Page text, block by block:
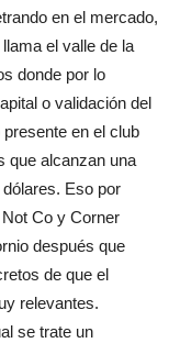
en el mercado,
el valle de la
donde por lo
o validación del
en el club
que alcanzan una
Eso por
Co y Corner
después que
de que el
relevantes.
se trate un